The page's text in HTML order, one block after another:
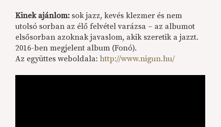
Kinek ajánlom: sok jazz, kevés klezmer és nem
utolsó sorban az élő felvétel varázsa – az albumot
elsősorban azoknak javaslom, akik szeretik a jazzt.
2016-ben megjelent album (Fonó).
Az együttes weboldala:http://www.nigun.hu/